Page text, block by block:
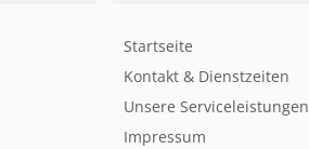
Startseite
Kontakt & Dienstzeiten
Unsere Serviceleistungen
Impressum